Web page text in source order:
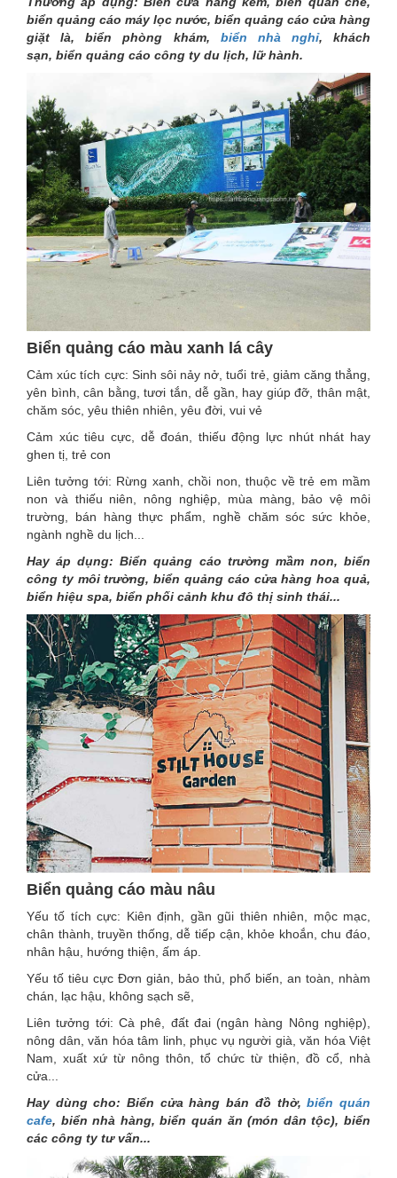
biển quảng cáo máy lọc nước, biển quảng cáo cửa hàng
giặt là, biển phòng khám, biển nhà nghỉ, khách
sạn, biển quảng cáo công ty du lịch, lữ hành.
Biển quảng cáo màu xanh lá cây
Cảm xúc tích cực: Sinh sôi nảy nở, tuổi trẻ, giảm căng thẳng,
yên bình, cân bằng, tươi tắn, dễ gần, hay giúp đỡ, thân mật,
chăm sóc, yêu thiên nhiên, yêu đời, vui vẻ
Cảm xúc tiêu cực, dễ đoán, thiếu động lực nhút nhát hay
ghen tị, trẻ con
Liên tưởng tới: Rừng xanh, chồi non, thuộc về trẻ em mầm
non và thiếu niên, nông nghiệp, mùa màng, bảo vệ môi
trường, bán hàng thực phẩm, nghề chăm sóc sức khỏe,
ngành nghề du lịch...
Hay áp dụng: Biển quảng cáo trường mầm non, biển
công ty môi trường, biển quảng cáo cửa hàng hoa quả,
biển hiệu spa, biển phối cảnh khu đô thị sinh thái...
Biển quảng cáo màu nâu
Yếu tố tích cực: Kiên định, gần gũi thiên nhiên, mộc mạc,
chân thành, truyền thống, dễ tiếp cận, khỏe khoắn, chu đáo,
nhân hậu, hướng thiện, ấm áp.
Yếu tố tiêu cực Đơn giản, bảo thủ, phổ biến, an toàn, nhàm
chán, lạc hậu, không sạch sẽ,
Liên tưởng tới: Cà phê, đất đai (ngân hàng Nông nghiệp),
nông dân, văn hóa tâm linh, phục vụ người già, văn hóa Việt
Nam, xuất xứ từ nông thôn, tổ chức từ thiện, đồ cổ, nhà
cửa...
Hay dùng cho: Biển cửa hàng bán đồ thờ,biển quán
cafe, biển nhà hàng, biển quán ăn (món dân tộc), biển
các công ty tư vấn...